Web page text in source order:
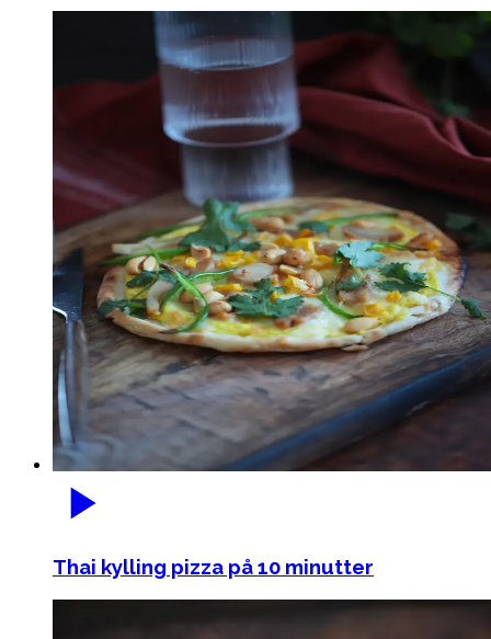
Thai kylling pizza på 10 minutter